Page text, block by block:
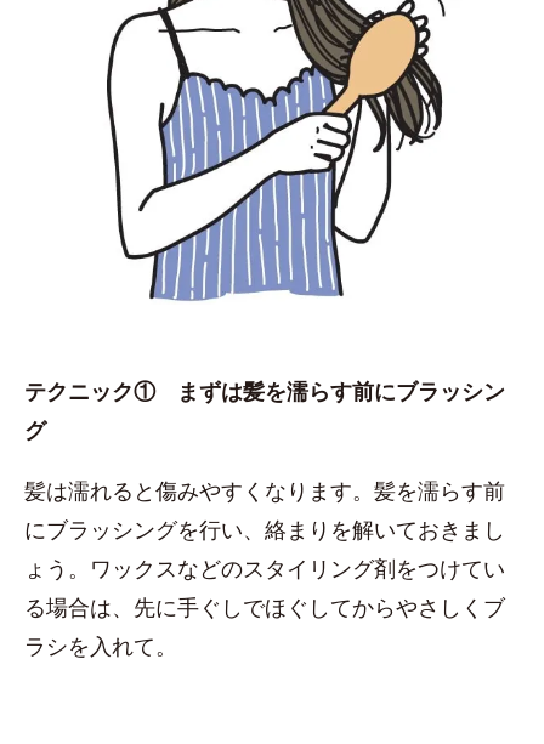
テクニック① まずは髪を濡らす前にブラッシン
グ
髪は濡れると傷みやすくなります。髪を濡らす前
にブラッシングを行い、絡まりを解いておきまし
ょう。ワックスなどのスタイリング剤をつけてい
る場合は、先に手ぐしでほぐしてからやさしくブ
ラシを入れて。